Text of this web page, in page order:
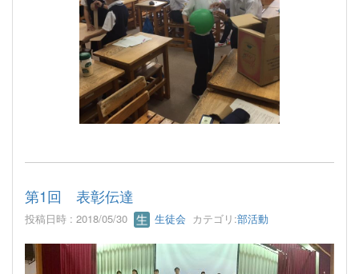
第1回 表彰伝達
投稿日時 : 2018/05/30 生徒会 カテゴリ:部活動